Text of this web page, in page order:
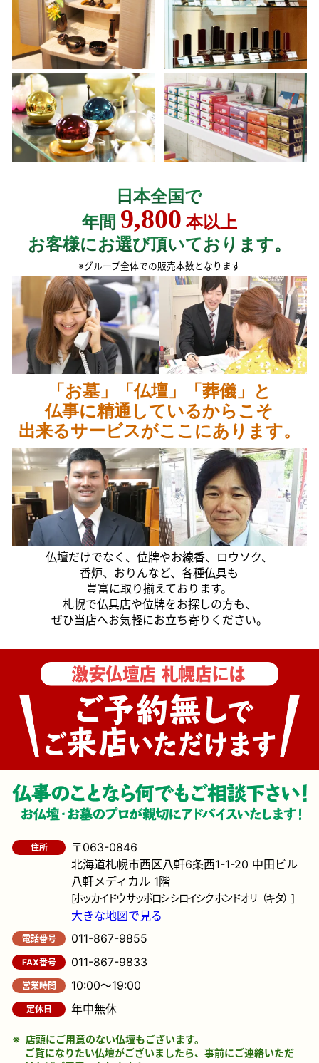
日本全国で
年間 9,800 本以上
お客様にお選び頂いております。
※グループ全体での販売本数となります
「お墓」「仏壇」「葬儀」と
仏事に精通しているからこそ
出来るサービスがここにあります。
仏壇だけでなく、位牌やお線香、ロウソク、
香炉、おりんなど、各種仏具も
豊富に取り揃えております。
札幌で仏具店や位牌をお探しの方も、
ぜひ当店へお気軽にお立ち寄りください。
住所
〒063-0846
北海道札幌市西区八軒6条西1-1-20 中田ビル
八軒メディカル 1階
[ホッカイドウ サッポロシ シロイシク ホンドオリ（キタ）]
大きな地図で見る
電話番号 011-867-9855
FAX番号 011-867-9833
営業時間 10:00～19:00
定休日 年中無休
店頭にご用意のない仏壇もございます。
ご覧になりたい仏壇がございましたら、事前にご連絡いただ